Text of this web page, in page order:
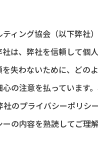
ィング協会（以下弊社
は、弊社を信頼して個
失わないために、どの
の注意を払っています
のプライバシーポリシ
の内容を熟読してご理解